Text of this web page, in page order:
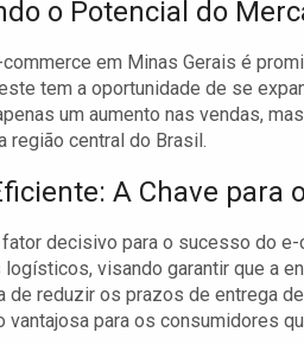
o Potencial do
em Minas Gerais é
tem a oportunidade de se
um aumento nas vendas,
região central do Brasil.
A Chave para
decisivo para o sucesso do
visando garantir que a
de reduzir os prazos de entrega
vantajosa para os consumidores